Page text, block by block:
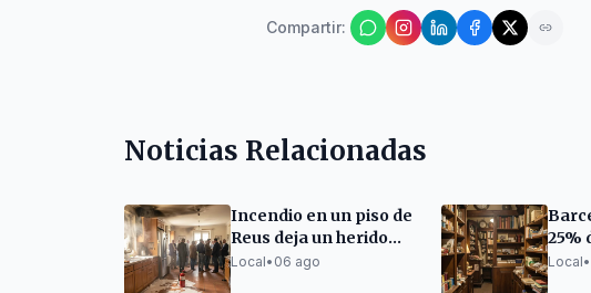
Compartir:
Noticias Relacionadas
Incendio en un piso de
Reus deja un herido
leve
Local• 06 ago
25%
30%
Local•